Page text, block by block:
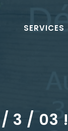
SERVICES
/ 3 / 03 !